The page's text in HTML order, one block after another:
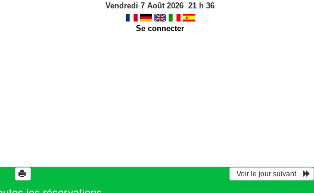
Vendredi 7 Août 2026 21 h 36
Se connecter
  Voir le jour suivant